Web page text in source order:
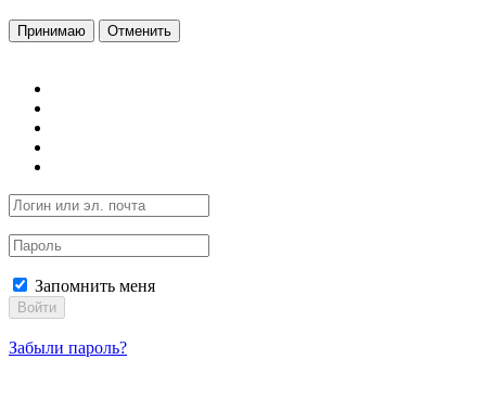
Принимаю Отменить
Запомнить меня
Войти
Забыли пароль?